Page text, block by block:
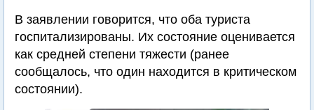
В заявлении говорится, что оба туриста
госпитализированы. Их состояние оценивается
как средней степени тяжести (ранее
сообщалось, что один находится в критическом
состоянии).